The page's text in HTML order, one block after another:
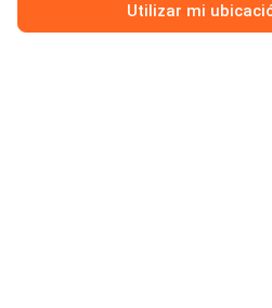
Utilizar mi